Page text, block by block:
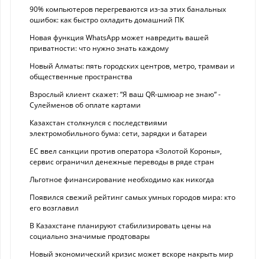
90% компьютеров перегреваются из-за этих банальных
ошибок: как быстро охладить домашний ПК
Новая функция WhatsApp может навредить вашей
приватности: что нужно знать каждому
Новый Алматы: пять городских центров, метро, трамваи и
общественные пространства
Взрослый клиент скажет: “Я ваш QR-шмюар не знаю“ -
Сулейменов об оплате картами
Казахстан столкнулся с последствиями
электромобильного бума: сети, зарядки и батареи
ЕС ввел санкции против оператора «Золотой Короны»,
сервис ограничил денежные переводы в ряде стран
Льготное финансирование необходимо как никогда
Появился свежий рейтинг самых умных городов мира: кто
его возглавил
В Казахстане планируют стабилизировать цены на
социально значимые продтовары
Новый экономический кризис может вскоре накрыть мир